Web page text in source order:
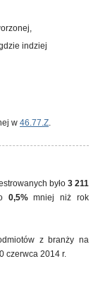
indziej
w 46.77.Z.
było 3 211
0,5%mniej niż rok
z branży na
czerwca 2014 r.